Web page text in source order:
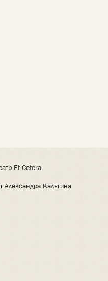
Et Cetera
Александра Калягина